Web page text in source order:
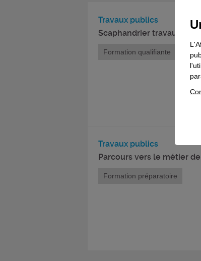
Travaux publics
Scaphandrier travaux
Formation qualifiante
Travaux publics
Parcours vers le métier
Formation préparatoire